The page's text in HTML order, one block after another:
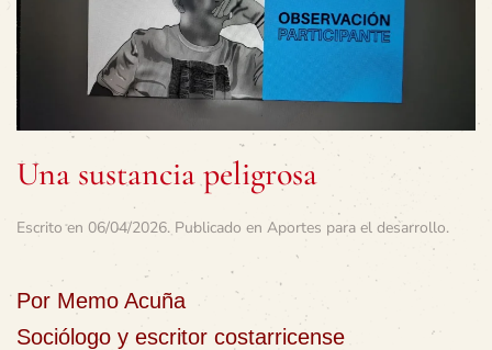
Una sustancia peligrosa
Escrito en 06/04/2026. Publicado en Aportes para el desarrollo.
Por Memo Acuña
Sociólogo y escritor costarricense